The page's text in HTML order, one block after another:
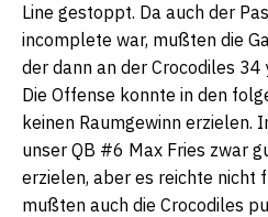
Line gestoppt. Da auch der
incomplete war, mußten die
der dann an der Crocodiles 34
Die Offense konnte in den
keinen Raumgewinn erzielen.
unser QB #6 Max Fries zwar
erzielen, aber es reichte nicht
mußten auch die Crocodiles